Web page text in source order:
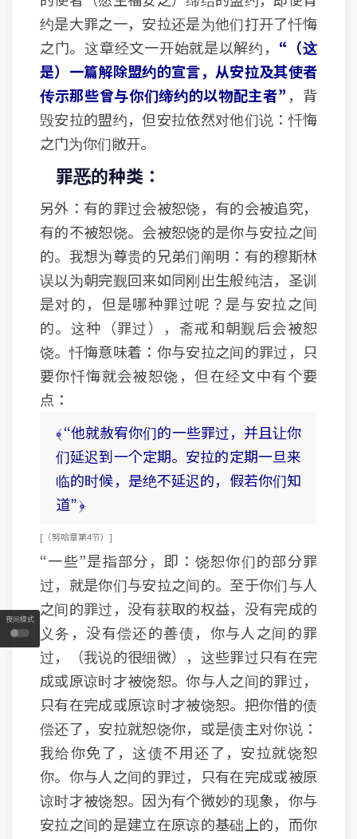
夜间模式
约是大罪之一，安拉还是为他们打开了忏悔
之门。这章经文一开始就是以解约， “（这
是）一篇解除盟约的宣言，从安拉及其使者
传示那些曾与你们缔约的以物配主者” ，背
毁安拉的盟约，但安拉依然对他们说：忏悔
之门为你们敞开。
罪恶的种类：
另外：有的罪过会被恕饶，有的会被追究，
有的不被恕饶。会被恕饶的是你与安拉之间
的。我想为尊贵的兄弟们阐明：有的穆斯林
误以为朝完觐回来如同刚出生般纯洁，圣训
是对的，但是哪种罪过呢？是与安拉之间
的。这种（罪过），斋戒和朝觐后会被恕
饶。忏悔意味着：你与安拉之间的罪过，只
要你忏悔就会被恕饶，但在经文中有个要
点：
﴾ “他就赦宥你们的一些罪过，并且让你
们延迟到一个定期。安拉的定期一旦来
临的时候，是绝不延迟的，假若你们知
道” ﴿
[ （努哈章 第4节） ]
“一些”是指部分，即：饶恕你们的部分罪
过，就是你们与安拉之间的。至于你们与人
之间的罪过，没有获取的权益，没有完成的
义务，没有偿还的善债，你与人之间的罪
过，（我说的很细微），这些罪过只有在完
成或原谅时才被饶恕。你与人之间的罪过，
只有在完成或原谅时才被饶恕。把你借的债
偿还了，安拉就恕饶你，或是债主对你说：
我给你免了，这债不用还了，安拉就饶恕
你。你与人之间的罪过，只有在完成或被原
谅时才被饶恕。因为有个微妙的现象，你与
安拉之间的是建立在原谅的基础上的，而你